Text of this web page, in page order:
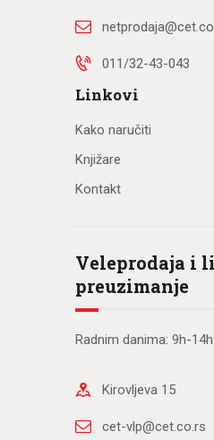
011/32-43-043
Linkovi
Kako naručiti
Knjižare
Kontakt
Veleprodaja i
preuzimanje
Radnim danima: 9h-
Kirovljeva 15
cet-vlp@cet.co.rs